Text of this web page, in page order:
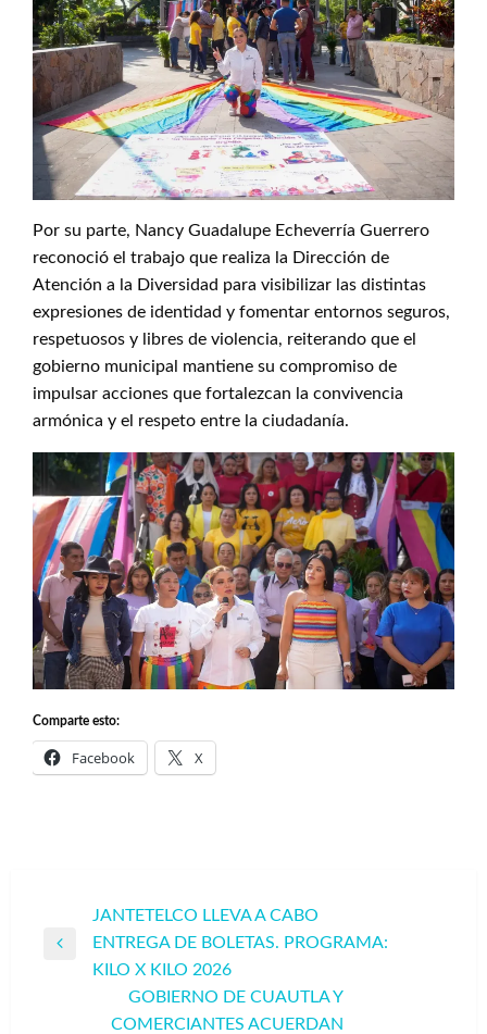
Por su parte, Nancy Guadalupe Echeverría Guerrero
reconoció el trabajo que realiza la Dirección de
Atención a la Diversidad para visibilizar las distintas
expresiones de identidad y fomentar entornos seguros,
respetuosos y libres de violencia, reiterando que el
gobierno municipal mantiene su compromiso de
impulsar acciones que fortalezcan la convivencia
armónica y el respeto entre la ciudadanía.
Comparte esto:
Facebook X
Navegación
de
entradas
JANTETELCO LLEVA A CABO
ENTREGA DE BOLETAS. PROGRAMA:
KILO X KILO 2026
GOBIERNO DE CUAUTLA Y
COMERCIANTES ACUERDAN